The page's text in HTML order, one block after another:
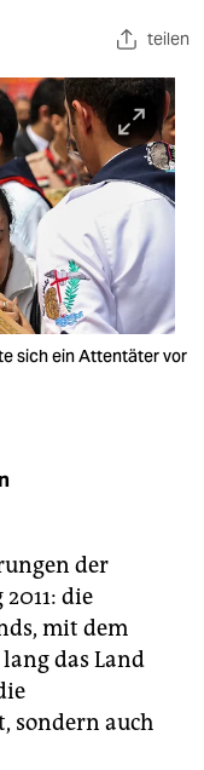
teilen
sich ein Attentäter vor
der
die
mit dem
das Land
sondern auch